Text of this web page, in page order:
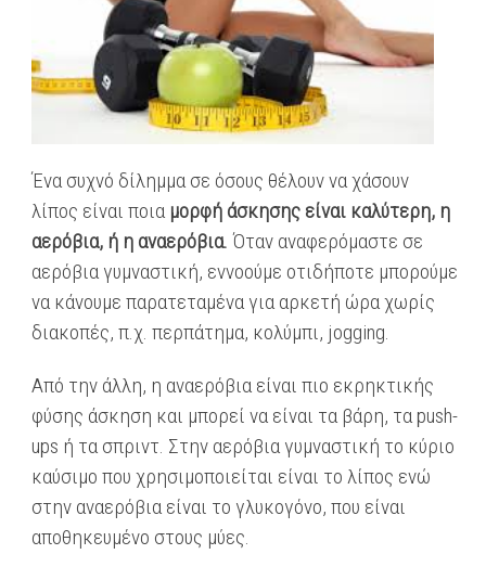
Ένα συχνό δίλημμα σε όσους θέλουν να χάσουν
λίπος είναι ποια μορφή άσκησης είναι καλύτερη, η
αερόβια, ή η αναερόβια. Όταν αναφερόμαστε σε
αερόβια γυμναστική, εννοούμε οτιδήποτε μπορούμε
να κάνουμε παρατεταμένα για αρκετή ώρα χωρίς
διακοπές, π.χ. περπάτημα, κολύμπι, jogging.
Από την άλλη, η αναερόβια είναι πιο εκρηκτικής
φύσης άσκηση και μπορεί να είναι τα βάρη, τα push-
ups ή τα σπριντ. Στην αερόβια γυμναστική το κύριο
καύσιμο που χρησιμοποιείται είναι το λίπος ενώ
στην αναερόβια είναι το γλυκογόνο, που είναι
αποθηκευμένο στους μύες.